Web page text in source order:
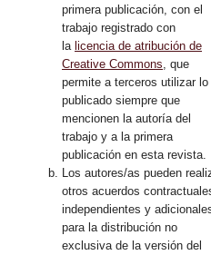
primera publicación, con el
trabajo registrado con
la licencia de atribución de
Creative Commons , que
permite a terceros utilizar lo
publicado siempre que
mencionen la autoría del
trabajo y a la primera
publicación en esta revista.
Los autores/as pueden
otros acuerdos
independientes y
para la distribución no
exclusiva de la versión del